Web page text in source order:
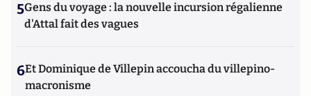
5Gens du voyage : la nouvelle incursion régalienne
d'Attal fait des vagues
6Et Dominique de Villepin accoucha du villepino-
macronisme